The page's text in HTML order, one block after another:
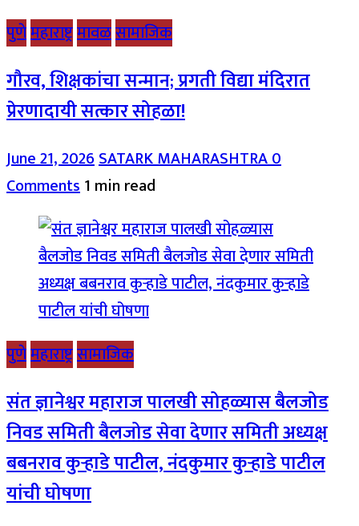
पुणेमहाराष्ट्रमावळसामाजिक
गौरव, शिक्षकांचा सन्मान; प्रगती विद्या मंदिरात
प्रेरणादायी सत्कार सोहळा!
June 21, 2026SATARK MAHARASHTRA0
Comments1 min read
पुणेमहाराष्ट्रसामाजिक
संत ज्ञानेश्वर महाराज पालखी सोहळ्यास बैलजोड
निवड समिती बैलजोड सेवा देणार समिती अध्यक्ष
बबनराव कुऱ्हाडे पाटील, नंदकुमार कुऱ्हाडे पाटील
यांची घोषणा